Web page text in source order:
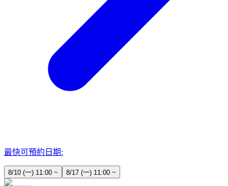
最快可預約日期:
8/10 (一) 11:00 ~ 8/17 (一) 11:00 ~